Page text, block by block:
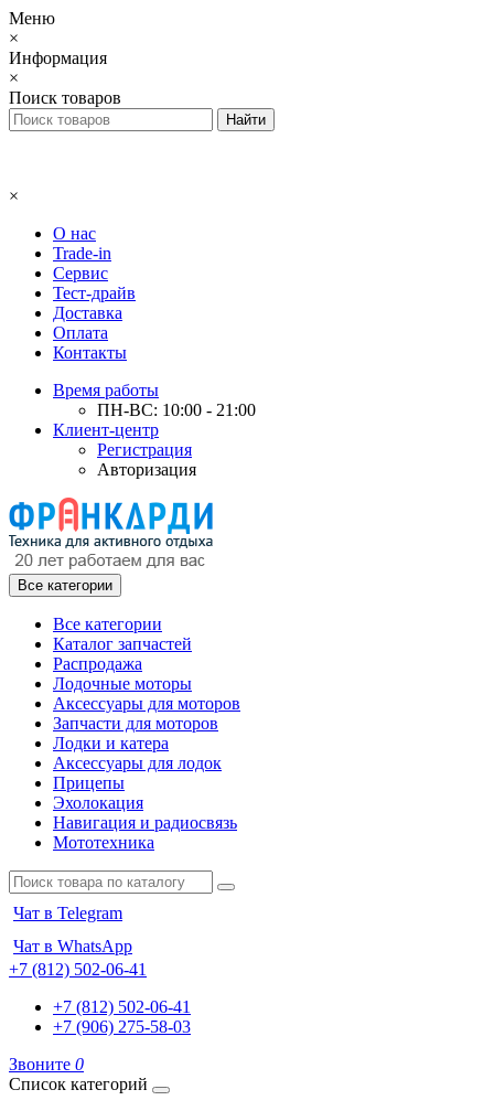
Меню
×
Информация
×
Поиск товаров
×
О нас
Trade-in
Сервис
Тест-драйв
Доставка
Оплата
Контакты
Время работы
ПН-ВС: 10:00 - 21:00
Клиент-центр
Регистрация
Авторизация
Все категории
Все категории
Каталог запчастей
Распродажа
Лодочные моторы
Аксессуары для моторов
Запчасти для моторов
Лодки и катера
Аксессуары для лодок
Прицепы
Эхолокация
Навигация и радиосвязь
Мототехника
Чат в Telegram
Чат в WhatsApp
+7 (812) 502-06-41
+7 (812) 502-06-41
+7 (906) 275-58-03
Звоните 0
Список категорий